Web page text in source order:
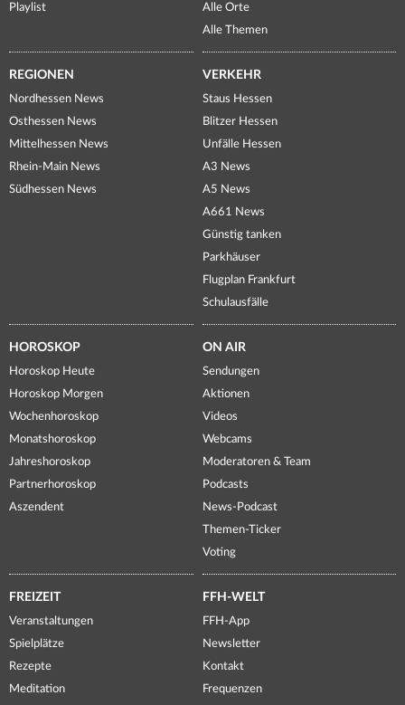
Playlist
Alle Orte
Alle Themen
REGIONEN
Nordhessen News
Osthessen News
Mittelhessen News
Rhein-Main News
Südhessen News
VERKEHR
Staus Hessen
Blitzer Hessen
Unfälle Hessen
A3 News
A5 News
A661 News
Günstig tanken
Parkhäuser
Flugplan Frankfurt
Schulausfälle
HOROSKOP
Horoskop Heute
Horoskop Morgen
Wochenhoroskop
Monatshoroskop
Jahreshoroskop
Partnerhoroskop
Aszendent
ON AIR
Sendungen
Aktionen
Videos
Webcams
Moderatoren & Team
Podcasts
News-Podcast
Themen-Ticker
Voting
FREIZEIT
Veranstaltungen
Spielplätze
Rezepte
Meditation
FFH-WELT
FFH-App
Newsletter
Kontakt
Frequenzen